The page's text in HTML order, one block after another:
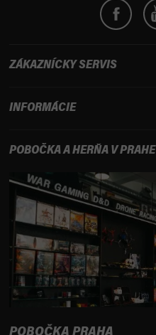
ZÁKAZNÍCKY SERVIS
INFORMÁCIE
POBOČKA A HERŇA V PRAHE